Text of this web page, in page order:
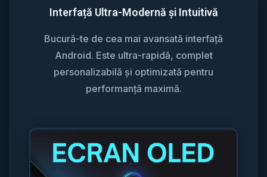
Interfață Ultra-Modernă și Intuitivă
Bucură-te de cea mai avansată interfață
Android. Este ultra-rapidă, complet
personalizabilă și optimizată pentru
performanță maximă.